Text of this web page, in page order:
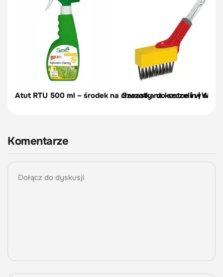
Atut RTU 500 ml – środek na chwasty na kostce i w
Szczotka do szczelin |
Komentarze